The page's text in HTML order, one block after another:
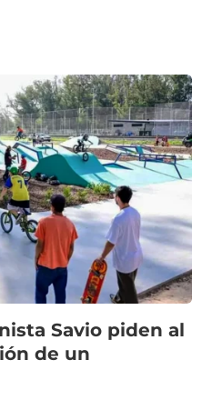
Savio piden al
de un